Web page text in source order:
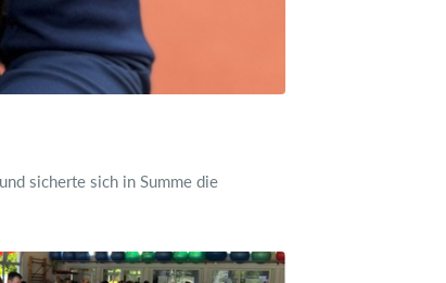
sicherte sich in Summe die